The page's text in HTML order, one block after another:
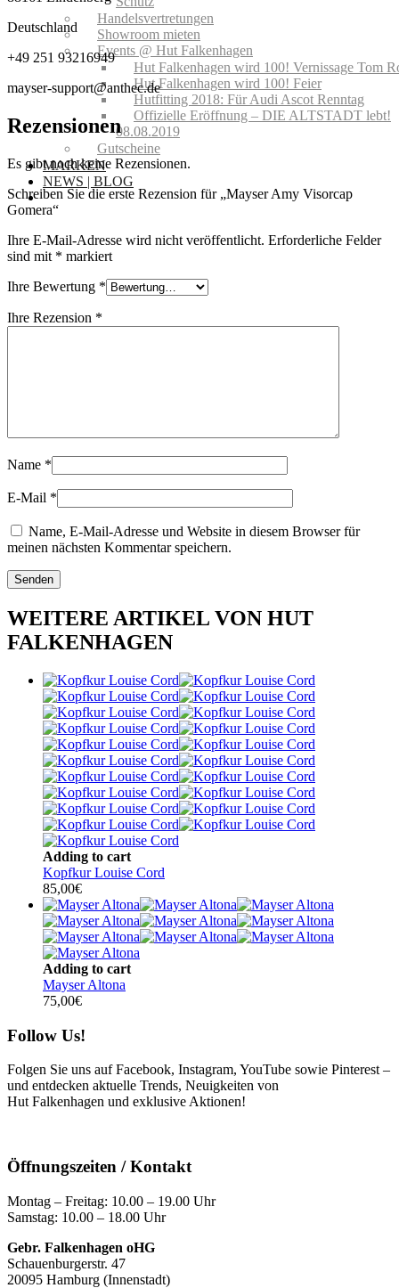
Handelsvertretungen
Showroom mieten
Events @ Hut Falkenhagen
Hut Falkenhagen wird 100! Vernissage Tom
Hut Falkenhagen wird 100! Feier
Hutfitting 2018: Für Audi Ascot Renntag
Offizielle Eröffnung – DIE ALTSTADT lebt!
08.08.2019
Gutscheine
MARKEN
NEWS | BLOG
Deutschland
+49 251 93216949
mayser-support@anthec.de
Rezensionen
Es gibt noch keine Rezensionen.
Schreiben Sie die erste Rezension für „Mayser Amy Visorcap
Gomera“
Ihre E-Mail-Adresse wird nicht veröffentlicht. Erforderliche Felder
sind mit * markiert
Ihre Bewertung *
Ihre Rezension *
Name *
E-Mail *
Name, E-Mail-Adresse und Website in diesem Browser für
meinen nächsten Kommentar speichern.
WEITERE ARTIKEL VON HUT
FALKENHAGEN
Adding to cart
Kopfkur Louise Cord
85,00€
Adding to cart
Mayser Altona
75,00€
Follow Us!
Folgen Sie uns auf Facebook, Instagram, YouTube sowie Pinterest –
und entdecken aktuelle Trends, Neuigkeiten von
Hut Falkenhagen und exklusive Aktionen!
Öffnungszeiten / Kontakt
Montag – Freitag: 10.00 – 19.00 Uhr
Samstag: 10.00 – 18.00 Uhr
Gebr. Falkenhagen oHG
Schauenburgerstr. 47
20095 Hamburg (Innenstadt)